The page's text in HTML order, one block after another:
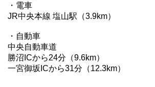
・電車
JR中央本線 塩山駅（3.9km）
・自動車
中央自動車道
勝沼ICから24分（9.6km）
一宮御坂ICから31分（12.3km）